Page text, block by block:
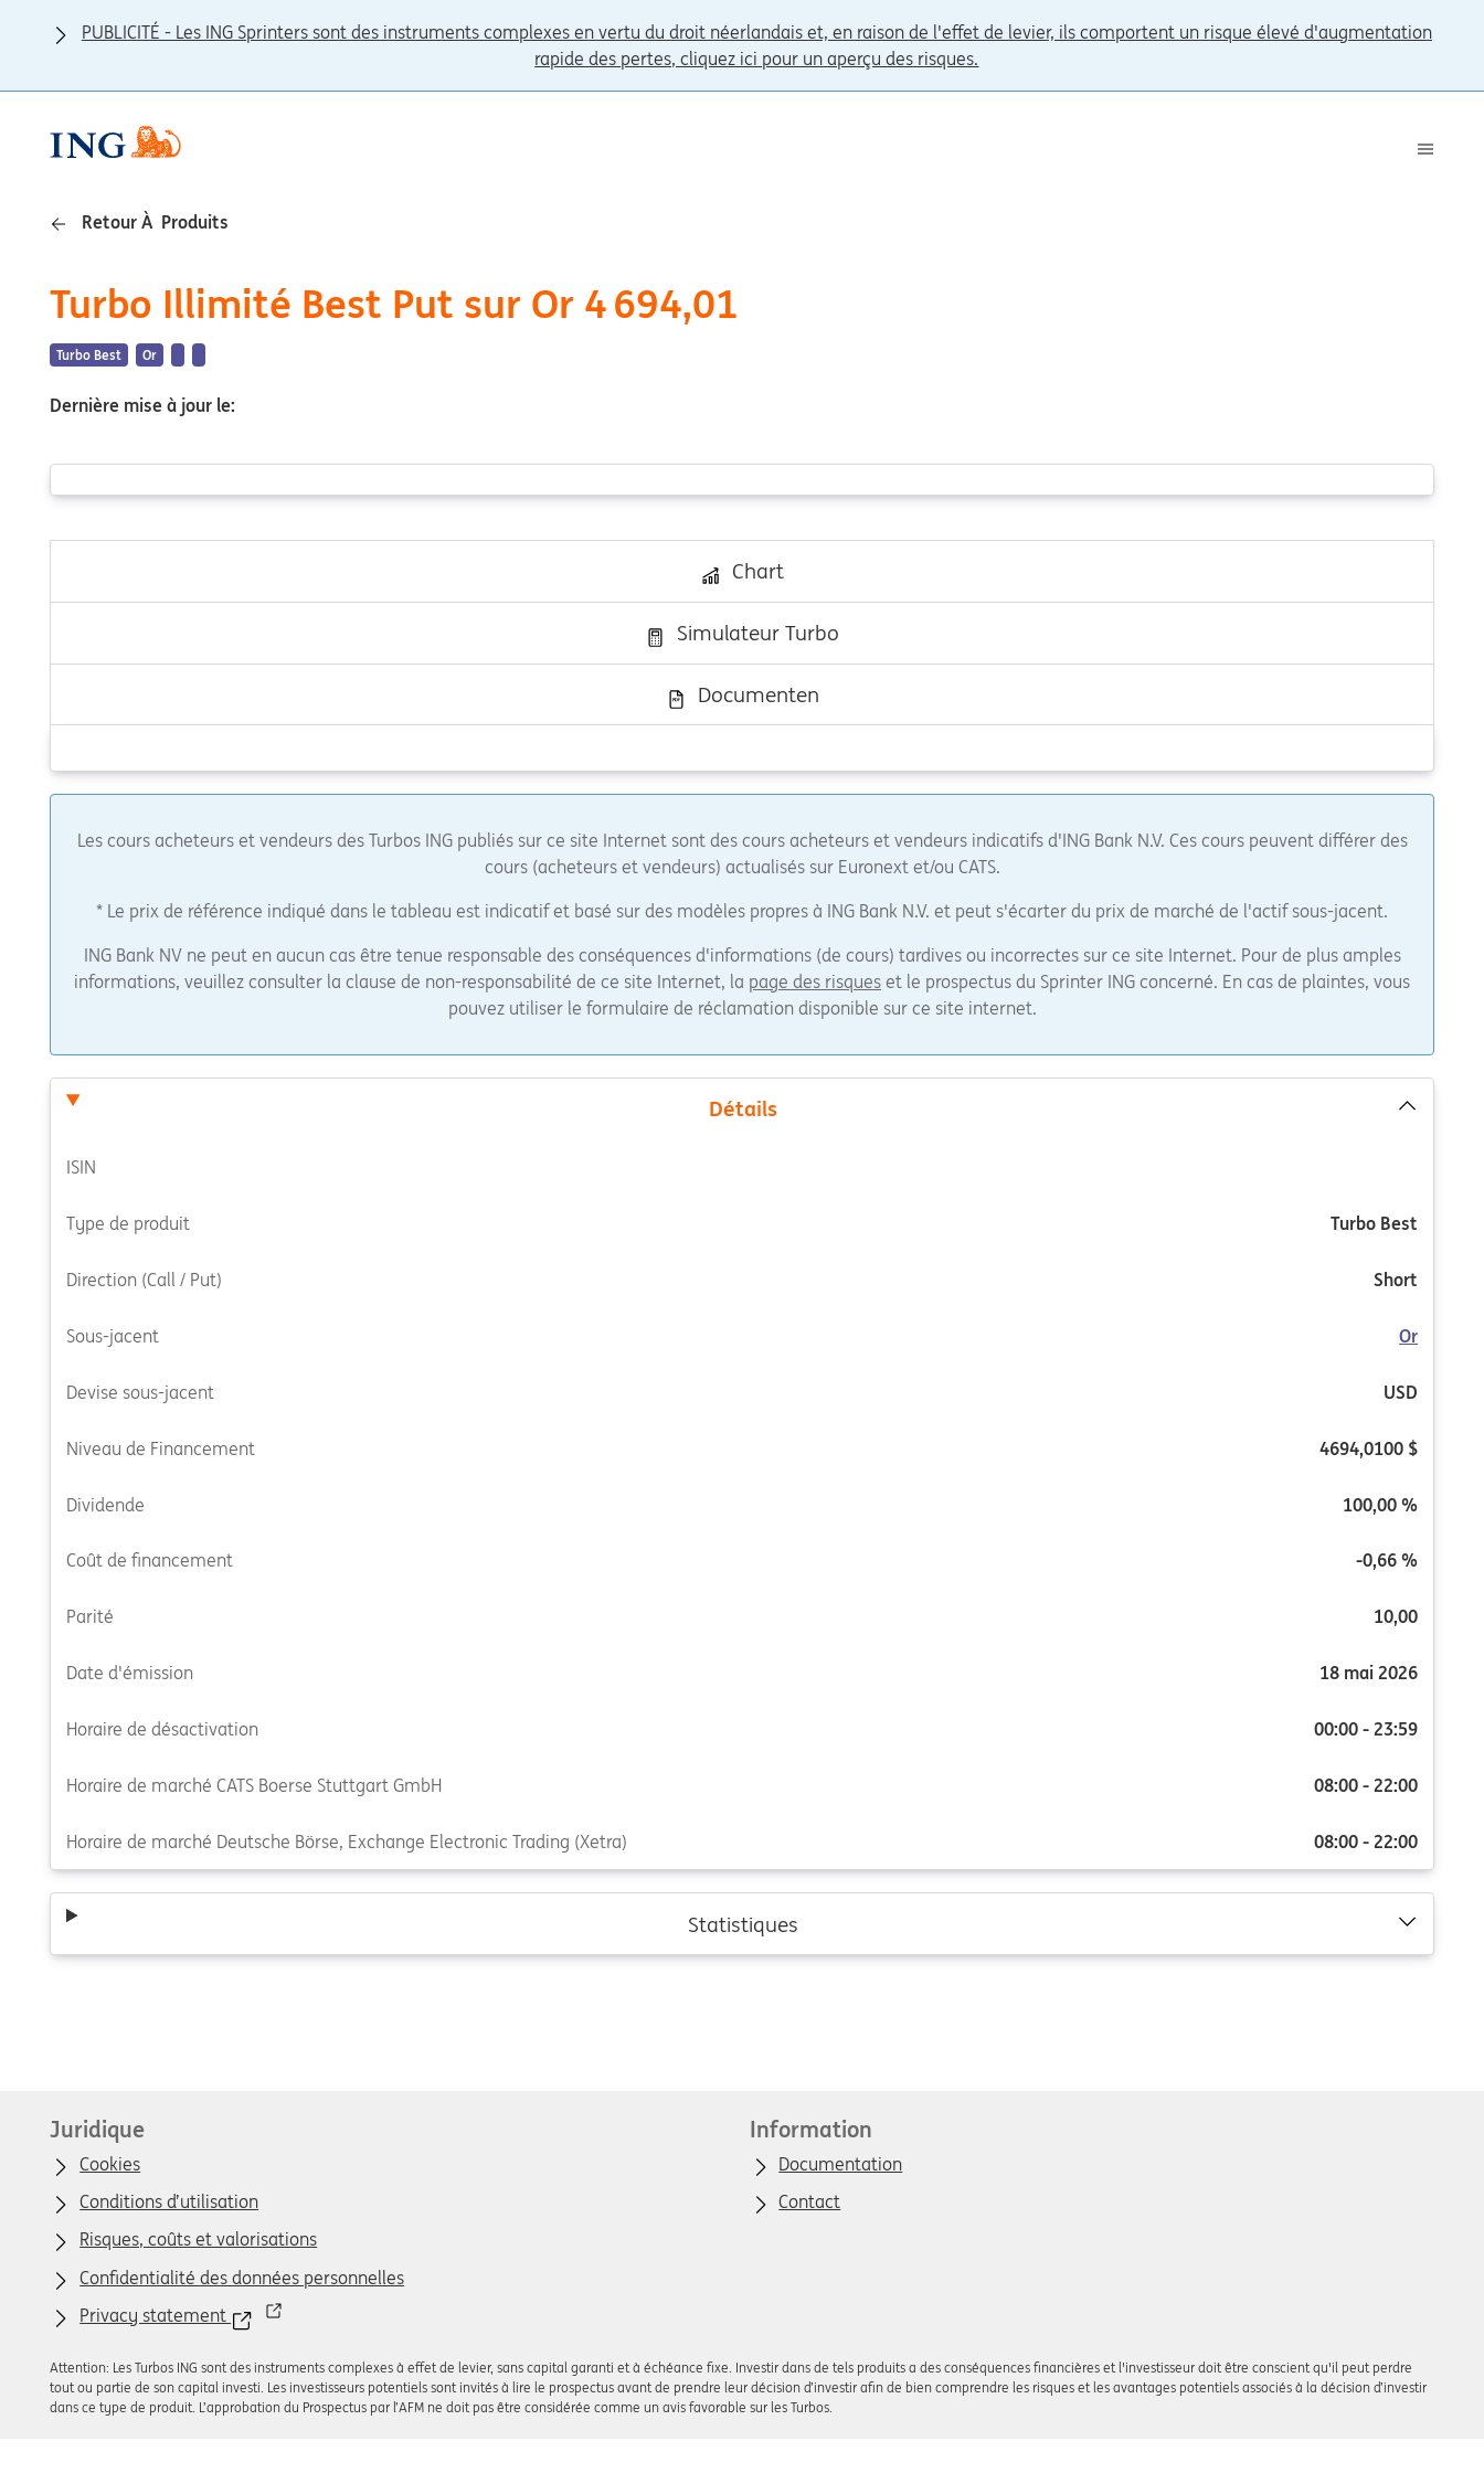
PUBLICITÉ - Les ING Sprinters sont des instruments complexes en vertu du droit néerlandais et, en raison de l'effet de levier, ils comportent un risque élevé d'augmentation
rapide des pertes, cliquez ici pour un aperçu des risques.
Retour À Produits
Turbo Illimité Best Put sur Or 4 694,01
Turbo Best Or
Dernière mise à jour le:
Chart
Simulateur Turbo
Documenten
Les cours acheteurs et vendeurs des Turbos ING publiés sur ce site Internet sont des cours acheteurs et vendeurs indicatifs d'ING Bank N.V. Ces cours peuvent différer des
cours (acheteurs et vendeurs) actualisés sur Euronext et/ou CATS.
* Le prix de référence indiqué dans le tableau est indicatif et basé sur des modèles propres à ING Bank N.V. et peut s'écarter du prix de marché de l'actif sous-jacent.
ING Bank NV ne peut en aucun cas être tenue responsable des conséquences d'informations (de cours) tardives ou incorrectes sur ce site Internet. Pour de plus amples
informations, veuillez consulter la clause de non-responsabilité de ce site Internet, la page des risques et le prospectus du Sprinter ING concerné. En cas de plaintes, vous
pouvez utiliser le formulaire de réclamation disponible sur ce site internet.
Détails
ISIN
Type de produit Turbo Best
Direction (Call / Put) Short
Sous-jacent Or
Devise sous-jacent USD
Niveau de Financement 4694,0100 $
Dividende 100,00 %
Coût de financement -0,66 %
Parité 10,00
Date d'émission 18 mai 2026
Horaire de désactivation 00:00 - 23:59
Horaire de marché CATS Boerse Stuttgart GmbH 08:00 - 22:00
Horaire de marché Deutsche Börse, Exchange Electronic Trading (Xetra) 08:00 - 22:00
Statistiques
Juridique
Cookies
Conditions d’utilisation
Risques, coûts et valorisations
Confidentialité des données personnelles
Privacy statement
Information
Documentation
Contact
Attention: Les Turbos ING sont des instruments complexes à effet de levier, sans capital garanti et à échéance fixe. Investir dans de tels produits a des conséquences financières et l'investisseur doit être conscient qu'il peut perdre
tout ou partie de son capital investi. Les investisseurs potentiels sont invités à lire le prospectus avant de prendre leur décision d’investir afin de bien comprendre les risques et les avantages potentiels associés à la décision d’investir
dans ce type de produit. L’approbation du Prospectus par l’AFM ne doit pas être considérée comme un avis favorable sur les Turbos.